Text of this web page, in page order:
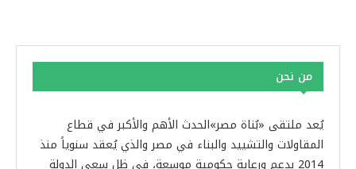
من نحن
يُعد ملتقى «بُناة مصر»الحدث الأهم والأكبر في قطاع
المقاولات والتشييد والبناء في مصر والذي يُعقد سنوياً منذ